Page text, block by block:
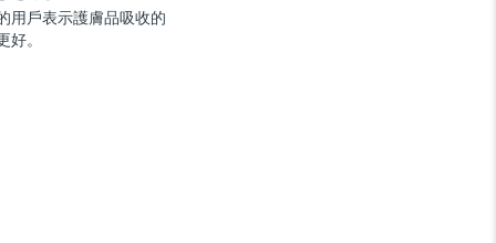
用戶表示護膚品吸收的
好。